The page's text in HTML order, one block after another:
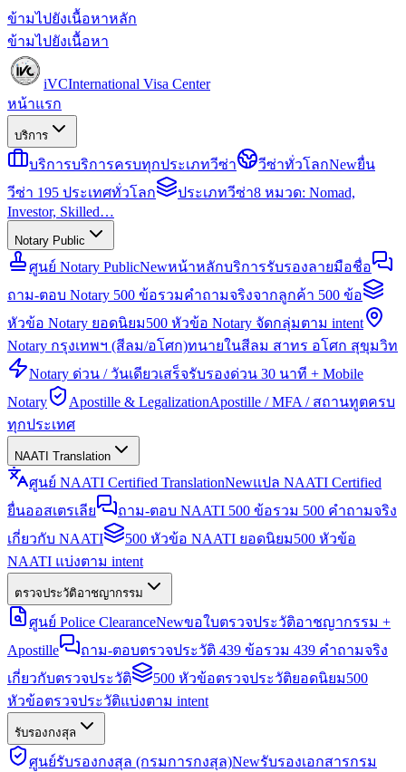
ข้ามไปยังเนื้อหาหลัก
ข้ามไปยังเนื้อหา
iVCInternational Visa Center
หน้าแรก
บริการ
บริการบริการครบทุกประเภทวีซ่า วีซ่าทั่วโลกNewยื่น
วีซ่า 195 ประเทศทั่วโลก
ประเภทวีซ่า8 หมวด: Nomad,
Investor, Skilled…
Notary Public
ศูนย์ Notary PublicNewหน้าหลักบริการรับรองลายมือชื่อ
ถาม-ตอบ Notary 500 ข้อรวมคำถามจริงจากลูกค้า 500 ข้อ
หัวข้อ Notary ยอดนิยม500 หัวข้อ Notary จัดกลุ่มตาม intent
Notary กรุงเทพฯ (สีลม/อโศก)ทนายในสีลม สาทร อโศก สุขุมวิท
Notary ด่วน / วันเดียวเสร็จรับรองด่วน 30 นาที + Mobile
Notary
Apostille & LegalizationApostille / MFA / สถานทูตครบ
ทุกประเทศ
NAATI Translation
ศูนย์ NAATI Certified TranslationNewแปล NAATI Certified
ยื่นออสเตรเลีย
ถาม-ตอบ NAATI 500 ข้อรวม 500 คำถามจริง
เกี่ยวกับ NAATI
500 หัวข้อ NAATI ยอดนิยม500 หัวข้อ
NAATI แบ่งตาม intent
ตรวจประวัติอาชญากรรม
ศูนย์ Police ClearanceNewขอใบตรวจประวัติอาชญากรรม +
Apostille
ถาม-ตอบตรวจประวัติ 439 ข้อรวม 439 คำถามจริง
เกี่ยวกับตรวจประวัติ
500 หัวข้อตรวจประวัติยอดนิยม500
หัวข้อตรวจประวัติแบ่งตาม intent
รับรองกงสุล
ศูนย์รับรองกงสุล (กรมการกงสุล)Newรับรองเอกสารกรม